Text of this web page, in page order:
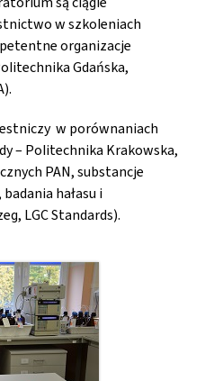
w szkoleniach
organizacje
Gdańska,
w porównaniach
– Politechnika Krakowska,
PAN, substancje
hałasu i
LGC Standards).